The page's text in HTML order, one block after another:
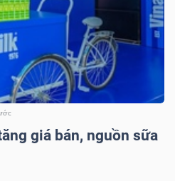
giá bán, nguồn sữa